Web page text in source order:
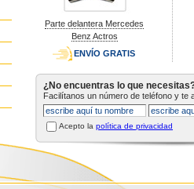
Parte delantera Mercedes
Benz Actros
ENVÍO GRATIS
¿No encuentras lo que
Facilítanos un número de teléfono y te
Acepto la política de privacidad